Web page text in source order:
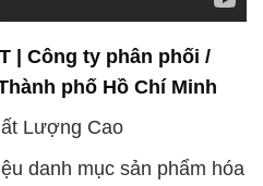
| Công ty phân phối /
phố Hồ Chí Minh
Lượng Cao
danh mục sản phẩm hóa